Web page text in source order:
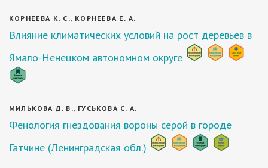
КОРНЕЕВА К. С., КОРНЕЕВА Е. А.
Влияние климатических условий на рост деревьев в
Ямало-Ненецком автономном округе
МИЛЬКОВА Д. В., ГУСЬКОВА С. А.
Фенология гнездования вороны серой в городе
Гатчине (Ленинградская обл.)